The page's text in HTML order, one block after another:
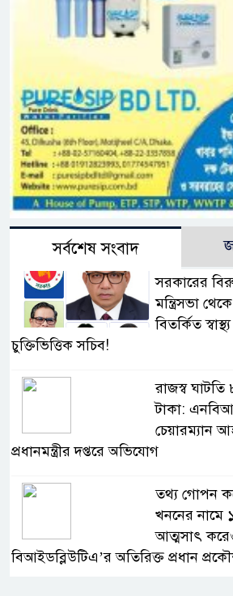
সর্বশেষ সংবাদ
সরকারের
মন্ত্রিসভা
বিতর্কিত
চুক্তিভিত্তিক সচিব!
রাজস্ব
টাকা:
চেয়ারম্যান
প্রধানমন্ত্রীর দপ্তরে অভিযোগ
তথ্য গোপন
খননের নামে
আত্মসাৎ
বিআইডব্লিউটিএ’র অতিরিক্ত প্রধান